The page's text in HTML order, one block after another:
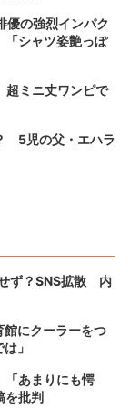
優の強烈インパク
シャツ姿艶っぽ
超ミニ丈ワンピで
5児の父・エハラ
ず？SNS拡散 内
館にクーラーをつ
」
「あまりにも愕
を批判